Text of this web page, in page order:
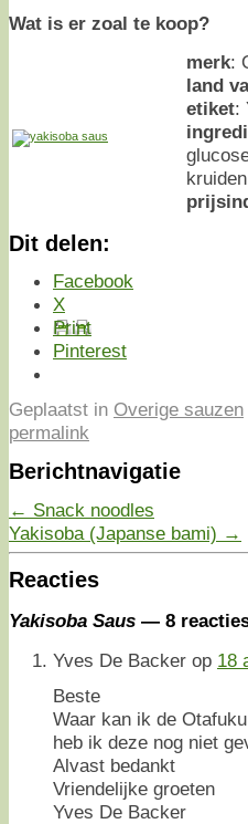
Wat is er zoal te koop?
merk:
land
etiket:
Dit delen:
Facebook
X
Print
Pinterest
Geplaatst in Overige sauzen
permalink
Berichtnavigatie
← Snack noodles
Yakisoba (Japanse bami) →
Reacties
Yakisoba Saus — 8
Yves De Backer op 18
Beste
Waar kan ik de
heb ik deze nog niet
Alvast bedankt
Vriendelijke groeten
Yves De Backer